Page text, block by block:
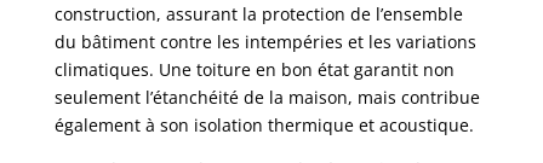
construction, assurant la protection de l’ensemble
du bâtiment contre les intempéries et les variations
climatiques. Une toiture en bon état garantit non
seulement l’étanchéité de la maison, mais contribue
également à son isolation thermique et acoustique.